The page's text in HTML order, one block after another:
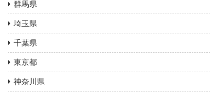
群馬県
埼玉県
千葉県
東京都
神奈川県